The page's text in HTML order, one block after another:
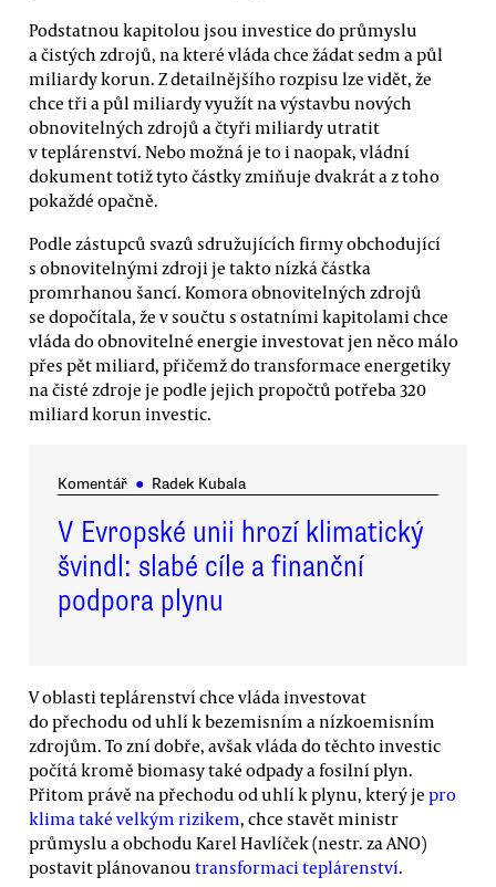
Podstatnou kapitolou jsou investice do průmyslu
a čistých zdrojů, na které vláda chce žádat sedm a půl
miliardy korun. Z detailnějšího rozpisu lze vidět, že
chce tři a půl miliardy využít na výstavbu nových
obnovitelných zdrojů a čtyři miliardy utratit
v teplárenství. Nebo možná je to i naopak, vládní
dokument totiž tyto částky zmiňuje dvakrát a z toho
pokaždé opačně.
Podle zástupců svazů sdružujících firmy obchodující
s obnovitelnými zdroji je takto nízká částka
promrhanou šancí. Komora obnovitelných zdrojů
se dopočítala, že v součtu s ostatními kapitolami chce
vláda do obnovitelné energie investovat jen něco málo
přes pět miliard, přičemž do transformace energetiky
na čisté zdroje je podle jejich propočtů potřeba 320
miliard korun investic.
Komentář ● Radek Kubala
V Evropské unii hrozí klimatický
švindl: slabé cíle a finanční
podpora plynu
V oblasti teplárenství chce vláda investovat
do přechodu od uhlí k bezemisním a nízkoemisním
zdrojům. To zní dobře, avšak vláda do těchto investic
počítá kromě biomasy také odpady a fosilní plyn.
Přitom právě na přechodu od uhlí k plynu, který je pro
klima také velkým rizikem, chce stavět ministr
průmyslu a obchodu Karel Havlíček (nestr. za ANO)
postavit plánovanou transformaci teplárenství.